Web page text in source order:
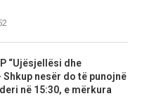
“Ujësjellësi dhe
Shkup nesër do të punojnë
në 15:30, e mërkura